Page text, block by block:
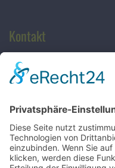
Kontakt
Schultesstraße 21
97421 Schweinfurt
E-Mail:info@kom-ma.biz
Kontakt
Anfrage direkt